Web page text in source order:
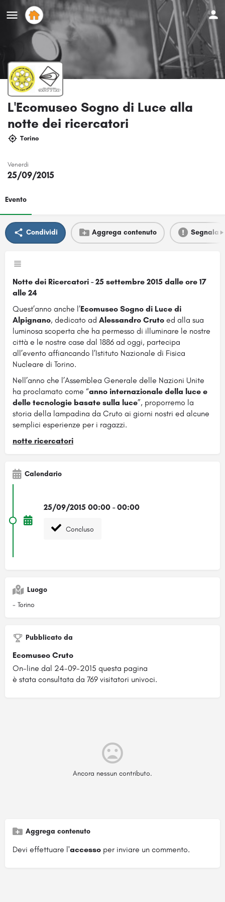
L'Ecomuseo Sogno di Luce alla
notte dei ricercatori
Torino
Venerdi
25/09/2015
Evento
Condividi Aggrega contenuto Segnala
Notte dei Ricercatori - 25 settembre 2015 dalle ore 17
alle 24
Quest’anno anche l’Ecomuseo Sogno di Luce di
Alpignano, dedicato ad Alessandro Cruto ed alla sua
luminosa scoperta che ha permesso di illuminare le nostre
città e le nostre case dal 1886 ad oggi, partecipa
all’evento affiancando l’Istituto Nazionale di Fisica
Nucleare di Torino.
Nell’anno che l’Assemblea Generale delle Nazioni Unite
ha proclamato come “anno internazionale della luce e
delle tecnologie basate sulla luce”, proporremo la
storia della lampadina da Cruto ai giorni nostri ed alcune
semplici esperienze per i ragazzi.
notte ricercatori
Calendario
25/09/2015 00:00 - 00:00
Concluso
Luogo
- Torino
Pubblicato da
Ecomuseo Cruto
On-line dal 24-09-2015 questa pagina
è stata consultata da 769 visitatori univoci.
Ancora nessun contributo.
Aggrega contenuto
Devi effettuare l'accesso per inviare un commento.